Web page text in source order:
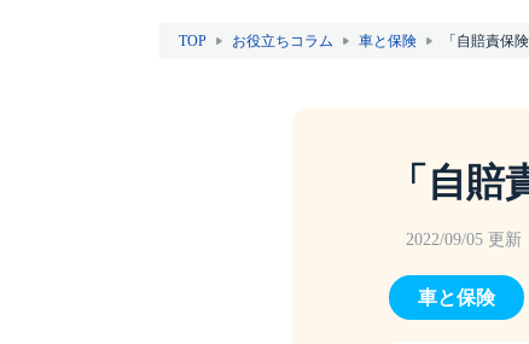
TOP お役立ちコラム 車と保険 「自賠責保
「自
2022/09/05 更新
車と保険